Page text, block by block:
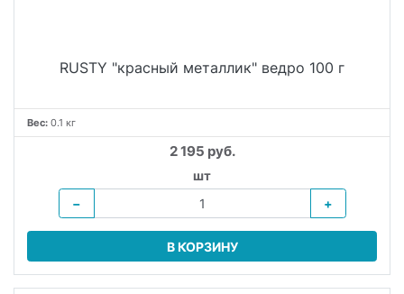
RUSTY "красный металлик" ведро 100 г
Вес: 0.1 кг
2 195 руб.
шт
−
+
В КОРЗИНУ